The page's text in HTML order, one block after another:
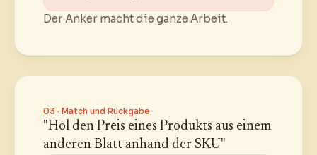
Der Anker macht die ganze Arbeit.
03 · Match und Rückgabe
"Hol den Preis eines Produkts aus einem
anderen Blatt anhand der SKU"